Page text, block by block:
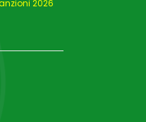
2026